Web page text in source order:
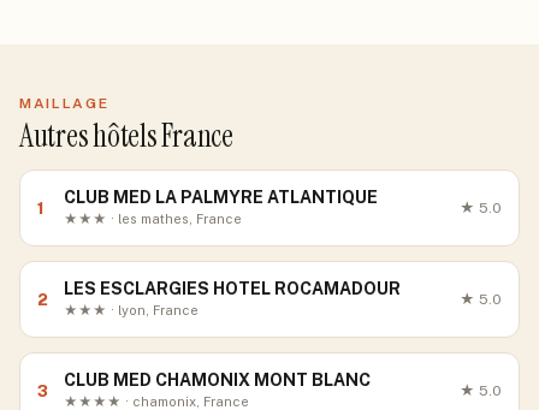
MAILLAGE
Autres hôtels France
1
CLUB MED LA PALMYRE ATLANTIQUE
★★★ · les mathes, France
★ 5.0
2
LES ESCLARGIES HOTEL ROCAMADOUR
★★★ · lyon, France
★ 5.0
3
CLUB MED CHAMONIX MONT BLANC
★★★★ · chamonix, France
★ 5.0